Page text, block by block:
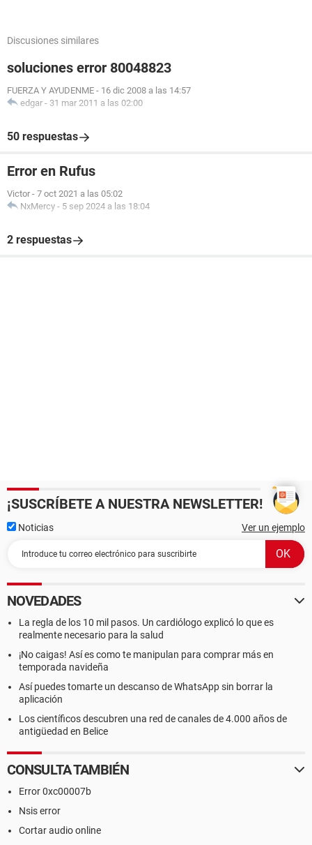
Discusiones similares
soluciones error 80048823
FUERZA Y AYUDENME - 16 dic 2008 a las 14:57
edgar - 31 mar 2011 a las 02:00
50 respuestas
Error en Rufus
Victor - 7 oct 2021 a las 05:02
NxMercy - 5 sep 2024 a las 18:04
2 respuestas
¡SUSCRÍBETE A NUESTRA NEWSLETTER!
Noticias Ver un ejemplo
NOVEDADES
La regla de los 10 mil pasos. Un cardiólogo explicó lo que es
realmente necesario para la salud
¡No caigas! Así es como te manipulan para comprar más en
temporada navideña
Así puedes tomarte un descanso de WhatsApp sin borrar la
aplicación
Los científicos descubren una red de canales de 4.000 años de
antigüedad en Belice
CONSULTA TAMBIÉN
Error 0xc00007b
Nsis error
Cortar audio online